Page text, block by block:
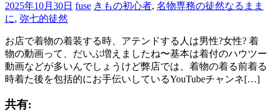
2025年10月30日 fuse きもの初心者, 名物専務の徒然なるまま
に, 弥七的徒然
お店で着物の着装する時、アテンドする人は男性?女性? 着
物の動画って、だいぶ増えましたね〜基本は着付のハウツー
動画などが多いんでしょうけど弊店では、着物の着る前着る
時着た後を包括的にお手伝いしているYouTubeチャンネ[…]
共有: